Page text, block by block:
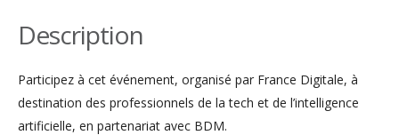
Description
Participez à cet événement, organisé par France Digitale, à
destination des professionnels de la tech et de l’intelligence
artificielle, en partenariat avec BDM.